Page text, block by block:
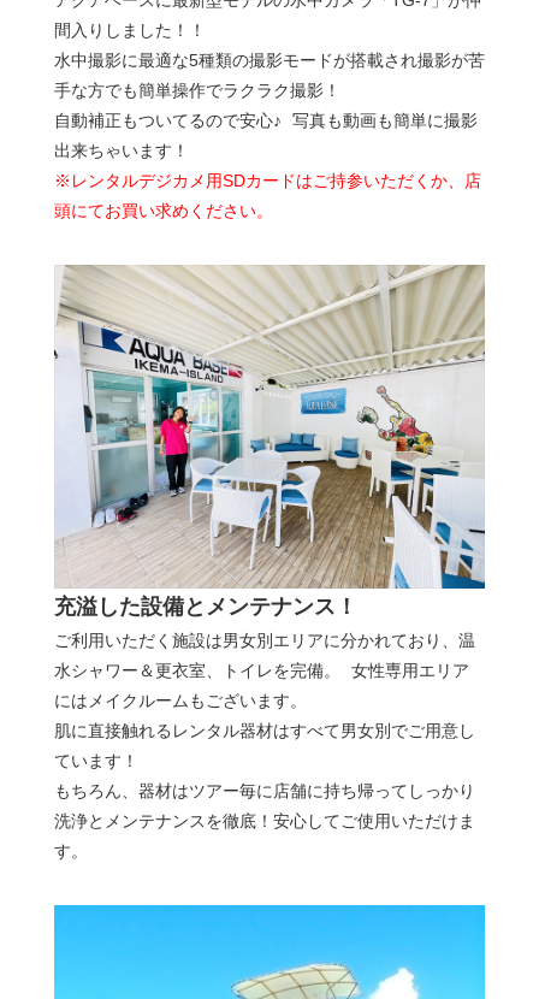
間入りしました！！
水中撮影に最適な5種類の撮影モードが搭載され撮影が苦
手な方でも簡単操作でラクラク撮影！
自動補正もついてるので安心♪ 写真も動画も簡単に撮影
出来ちゃいます！
※レンタルデジカメ用SDカードはご持参いただくか、店
頭にてお買い求めください。
充溢した設備とメンテナンス！
ご利用いただく施設は男女別エリアに分かれており、温
水シャワー＆更衣室、トイレを完備。 女性専用エリア
にはメイクルームもございます。
肌に直接触れるレンタル器材はすべて男女別でご用意し
ています！
もちろん、器材はツアー毎に店舗に持ち帰ってしっかり
洗浄とメンテナンスを徹底！安心してご使用いただけま
す。